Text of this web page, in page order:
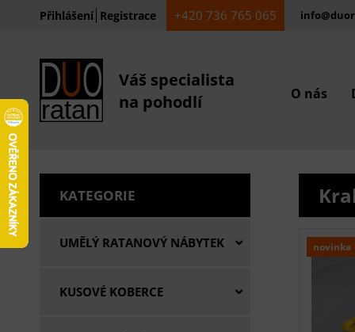
Přihlášení Registrace +420 736 765 065
Váš specialista
na pohodlí
O nás
KATEGORIE
UMĚLÝ RATANOVÝ NÁBYTEK
KUSOVÉ KOBERCE
novinka